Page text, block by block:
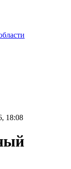
18:08